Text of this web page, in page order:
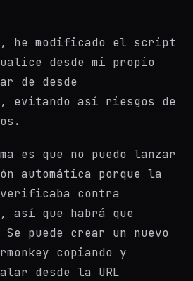
he modificado el script
desde mi propio
de desde
evitando así riesgos de
es que no puedo lanzar
automática porque la
contra
así que habrá que
puede crear un nuevo
copiando y
desde la URL